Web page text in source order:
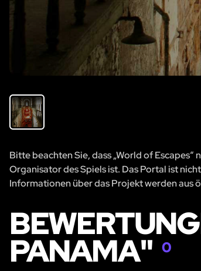
Bitte beachten Sie, dass „World of
Organisator des Spiels ist. Das Portal ist
Informationen über das Projekt werden aus
PANAMA"0